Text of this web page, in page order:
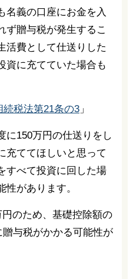
名義の口座にお金を入
ず贈与税が発生するこ
活費として仕送りした
資に充てていた場合も
続税法第21条の3」
に150万円の仕送りをし
充ててほしいと思って
すべて投資に回した場
があります。
のため、基礎控除額の
与税がかかる可能性が